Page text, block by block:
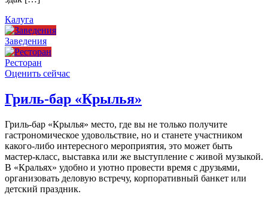
Калуга
Заведения
Ресторан
Оценить сейчас
Гриль-бар «Крылья»
Гриль-бар «Крылья» место, где вы не только получите
гастрономическое удовольствие, но и станете участником
какого-либо интересного мероприятия, это может быть
мастер-класс, выставка или же выступление с живой музыкой.
В «Кральях» удобно и уютно провести время с друзьями,
организовать деловую встречу, корпоративный банкет или
детский праздник.